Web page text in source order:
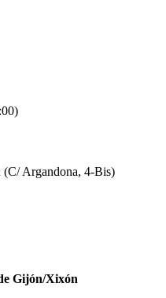
Argandona, 4-Bis)
Gijón/Xixón